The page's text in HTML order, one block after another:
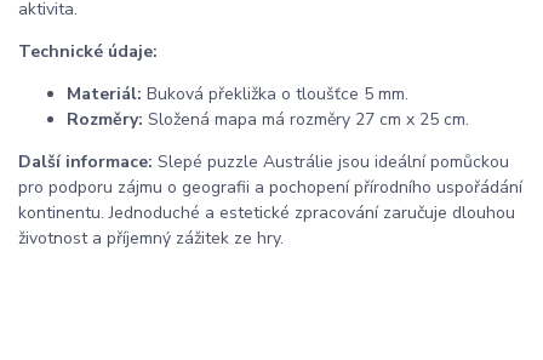
aktivita.
Technické údaje:
Materiál: Buková překližka o tloušťce 5 mm.
Rozměry: Složená mapa má rozměry 27 cm x 25 cm.
Další informace: Slepé puzzle Austrálie jsou ideální pomůckou
pro podporu zájmu o geografii a pochopení přírodního uspořádání
kontinentu. Jednoduché a estetické zpracování zaručuje dlouhou
životnost a příjemný zážitek ze hry.